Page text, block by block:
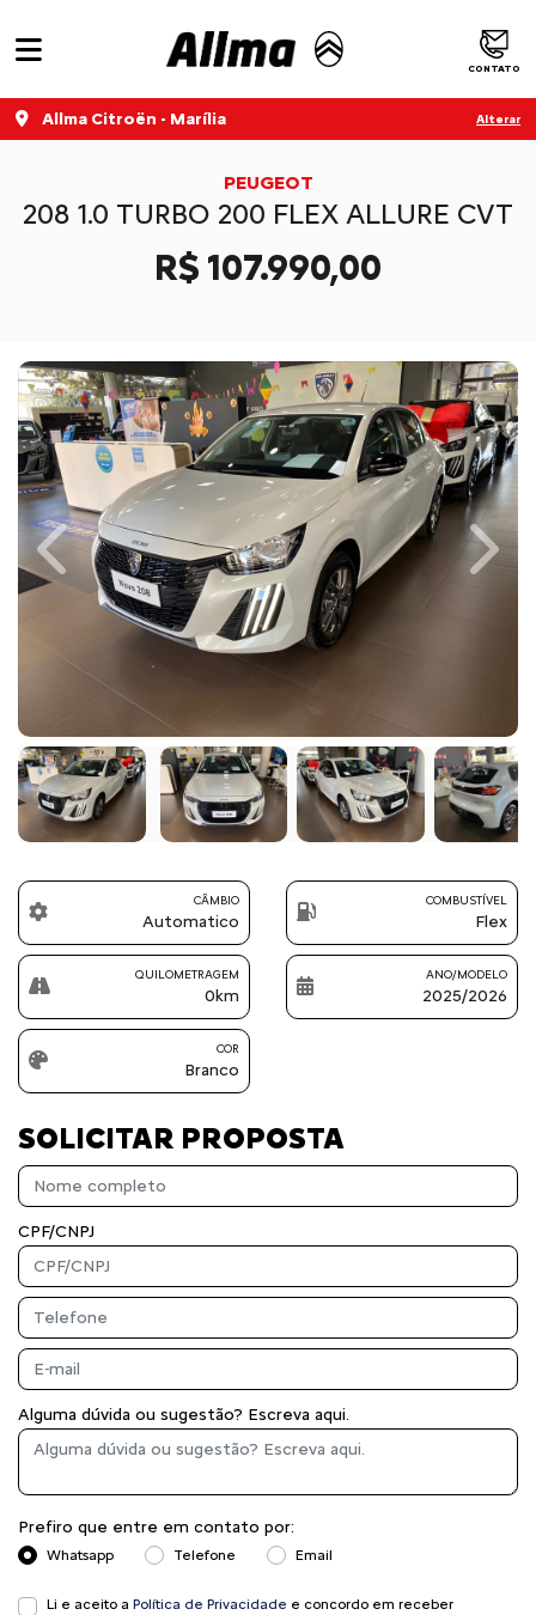
CONTATO
Allma Citroën - Marília Alterar
PEUGEOT
208 1.0 TURBO 200 FLEX ALLURE CVT
R$ 107.990,00
Previous Next
CÂMBIO
Automatico
COMBUSTÍVEL
Flex
QUILOMETRAGEM
0km
ANO/MODELO
2025/2026
COR
Branco
SOLICITAR PROPOSTA
CPF/CNPJ
Alguma dúvida ou sugestão? Escreva aqui.
Prefiro que entre em contato por:
Whatsapp Telefone Email
Li e aceito a Política de Privacidade e concordo em receber